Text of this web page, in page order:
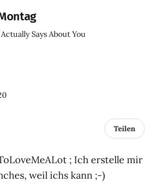
Says About You
Teilen
; Ich erstelle mir
weil ichs kann ;-)